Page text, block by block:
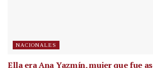
NACIONALES
Ella era Ana Yazmín, mujer que fue